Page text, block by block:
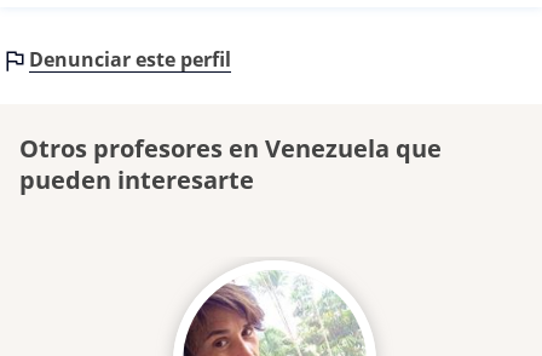
Denunciar este perfil
Otros profesores en Venezuela que
pueden interesarte